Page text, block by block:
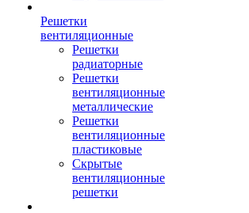
Решетки
вентиляционные
Решетки
радиаторные
Решетки
вентиляционные
металлические
Решетки
вентиляционные
пластиковые
Скрытые
вентиляционные
решетки